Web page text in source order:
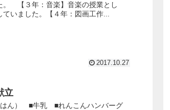
。 【３年：音楽】音楽の授業とし
いました。【４年：図画工作...
2017.10.27
立
はん） ■牛乳 ■れんこんハンバーグ